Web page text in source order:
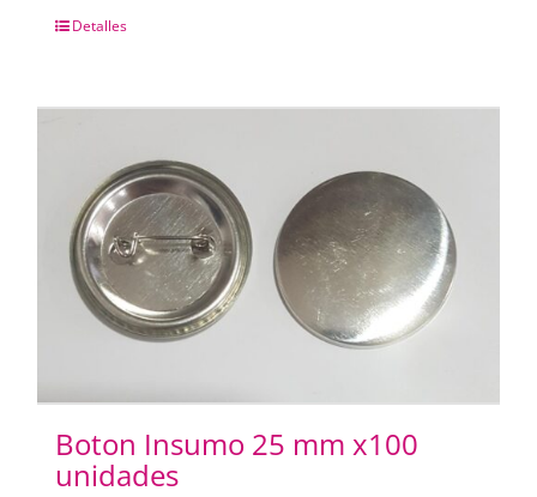
Detalles
Boton Insumo 25 mm x100
unidades